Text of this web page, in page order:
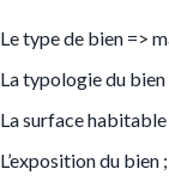
Le type de bien =>
La typologie du bien
La surface habitable
L’exposition du bien ;